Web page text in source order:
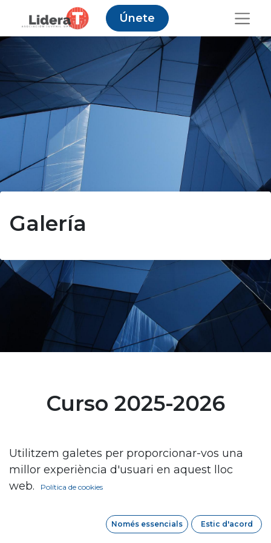
Únete
Galería
Curso 2025-2026
Utilitzem galetes per proporcionar-vos una
millor experiència d'usuari en aquest lloc
web.
Política de cookies
Només essencials Estic d'acord